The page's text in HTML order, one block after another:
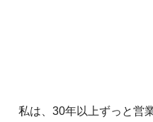
私は、30年以上ずっと営